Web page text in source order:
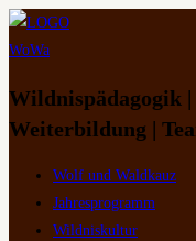
Zum
Inhalt
Wildnispädagogik
Weiterbildung |
Wolf und Waldkauz
Jahresprogramm
Wildniskultur